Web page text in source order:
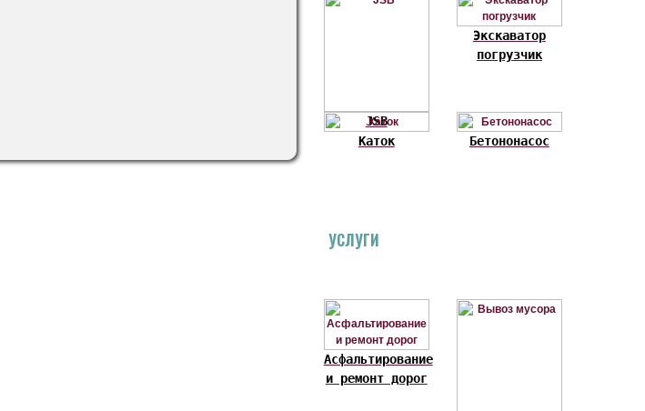
JSB
Экскаватор
погрузчик
Каток Бетононасос
УСЛУГИ
Асфальтирование
и ремонт дорог